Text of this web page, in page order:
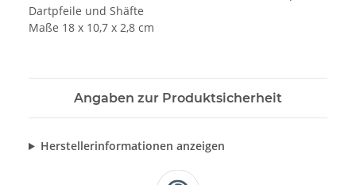
Dartpfeile und Shäfte
Maße 18 x 10,7 x 2,8 cm
Angaben zur Produktsicherheit
Herstellerinformationen anzeigen